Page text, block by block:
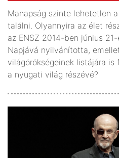
Manapság szinte lehetetlen
találni. Olyannyira az élet
az ENSZ 2014-ben június
Napjává nyilvánította,
világ­örökségeinek listájára
a nyugati világ részévé?